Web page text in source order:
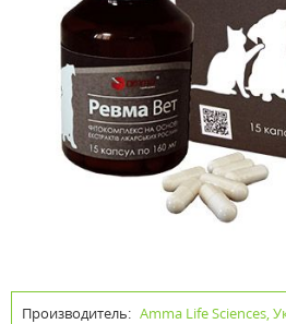
Производитель: Amma Life Sciences,